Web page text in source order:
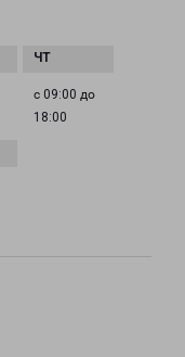
с 09:00 до
18:00